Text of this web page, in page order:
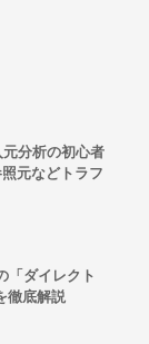
分析の初心者
元などトラフ
「ダイレクト
徹底解説